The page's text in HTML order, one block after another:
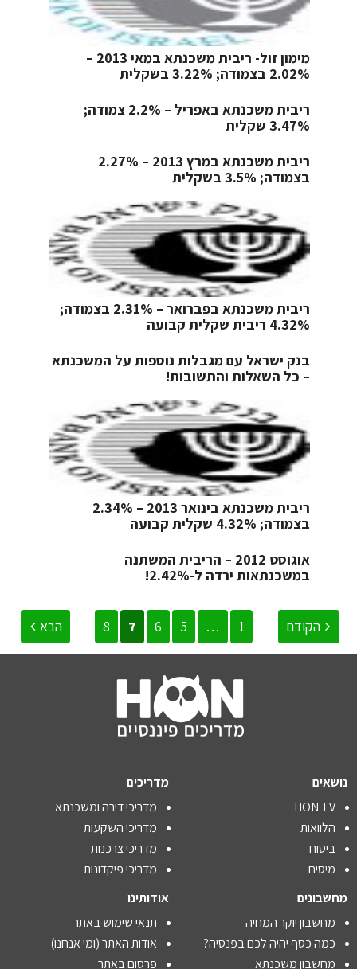
מימון זול- ריבית משכנתא במאי 2013 –
2.02% בצמודה; 3.22% בשקלית
ריבית משכנתא באפריל – 2.2% צמודה;
3.47% שקלית
ריבית משכנתא במרץ 2013 – 2.27%
בצמודה; 3.5% בשקלית
ריבית משכנתא בפברואר – 2.31% בצמודה;
4.32% ריבית שקלית קבועה
בנק ישראל עם מגבלות נוספות על המשכנתא
– כל השאלות והתשובות!
ריבית משכנתא בינואר 2013 – 2.34%
בצמודה; 4.32% שקלית קבועה
אוגוסט 2012 – הריבית המשתנה
במשכנתאות ירדה ל-2.42%!
הקודם 1
…
5
6
7
8 הבא
נושאים
HON TV
הלוואות
ביטוח
מיסים
מדריכים
מדריכי דירה ומשכנתא
מדריכי השקעות
מדריכי צרכנות
מדריכי פיקדונות
מחשבונים
מחשבון יוקר המחיה
כמה כסף יהיה לכם בפנסיה?
מחשבון משכנתא
אודותינו
תנאי שימוש באתר
אודות האתר (ומי אנחנו)
פרסום באתר